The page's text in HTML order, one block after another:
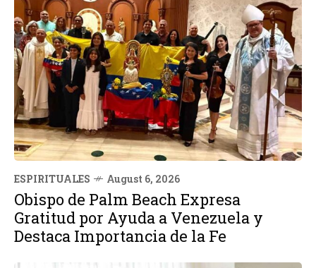
ESPIRITUALES August 6, 2026
Obispo de Palm Beach Expresa
Gratitud por Ayuda a Venezuela y
Destaca Importancia de la Fe